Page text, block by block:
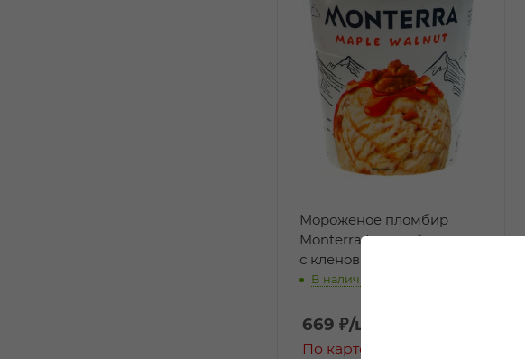
Мороженое пломбир
Monterra Грецкий орех
с кленовым сиропом 298г
В наличии:
669 ₽/шт
По карте: